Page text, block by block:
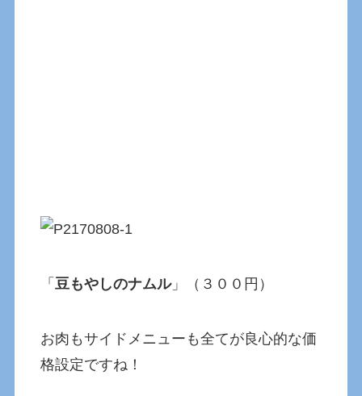
「豆もやしのナムル」（３００円）
お肉もサイドメニューも全てが良心的な価
格設定ですね！